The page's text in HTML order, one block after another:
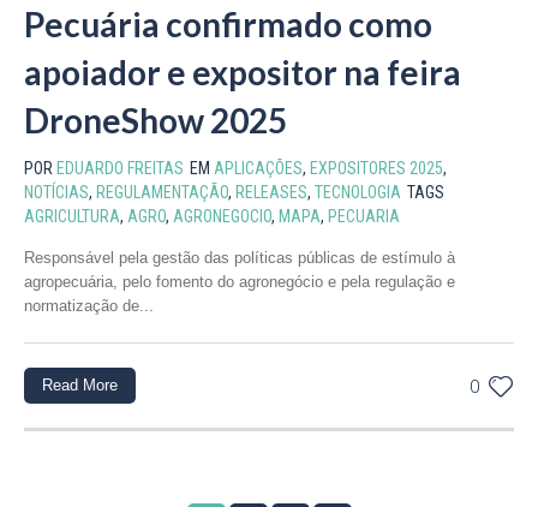
Pecuária confirmado como
apoiador e expositor na feira
DroneShow 2025
POR EDUARDO FREITAS EM APLICAÇÕES, EXPOSITORES 2025,
NOTÍCIAS, REGULAMENTAÇÃO, RELEASES, TECNOLOGIA TAGS
AGRICULTURA, AGRO, AGRONEGOCIO, MAPA, PECUARIA
Responsável pela gestão das políticas públicas de estímulo à
agropecuária, pelo fomento do agronegócio e pela regulação e
normatização de...
0
Read More